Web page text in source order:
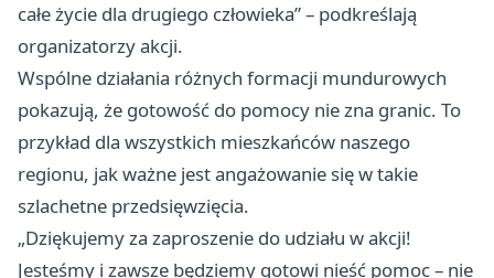
całe życie dla drugiego człowieka” – podkreślają
organizatorzy akcji.
Wspólne działania różnych formacji mundurowych
pokazują, że gotowość do pomocy nie zna granic. To
przykład dla wszystkich mieszkańców naszego
regionu, jak ważne jest angażowanie się w takie
szlachetne przedsięwzięcia.
„Dziękujemy za zaproszenie do udziału w akcji!
Jesteśmy i zawsze będziemy gotowi nieść pomoc – nie